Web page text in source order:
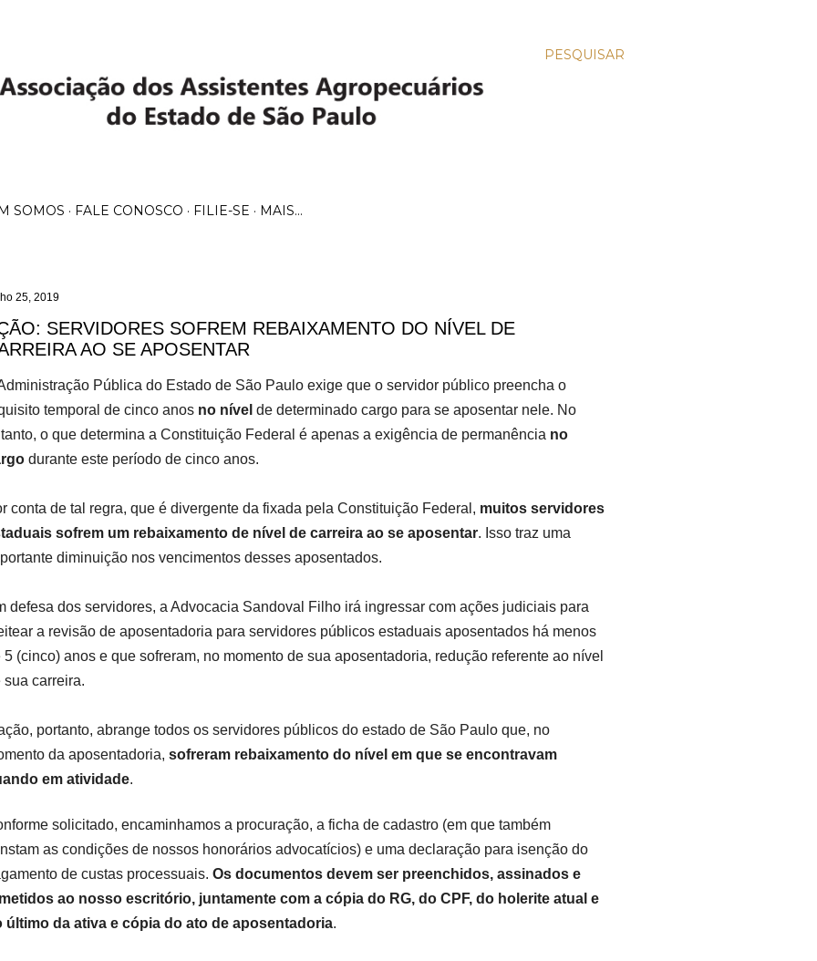
PESQUISAR
SOMOS FALE CONOSCO FILIE-SE MAIS…
25, 2019
SERVIDORES SOFREM REBAIXAMENTO DO NÍVEL DE
AO SE APOSENTAR
Pública do Estado de São Paulo exige que o servidor público preencha o
temporal de cinco anos no nível de determinado cargo para se aposentar nele. No
o que determina a Constituição Federal é apenas a exigência de permanência no
durante este período de cinco anos.
conta de tal regra, que é divergente da fixada pela Constituição Federal, muitos servidores
sofrem um rebaixamento de nível de carreira ao se aposentar. Isso traz uma
diminuição nos vencimentos desses aposentados.
defesa dos servidores, a Advocacia Sandoval Filho irá ingressar com ações judiciais para
a revisão de aposentadoria para servidores públicos estaduais aposentados há menos
5 (cinco) anos e que sofreram, no momento de sua aposentadoria, redução referente ao nível
sua carreira.
portanto, abrange todos os servidores públicos do estado de São Paulo que, no
da aposentadoria, sofreram rebaixamento do nível em que se encontravam
em atividade.
solicitado, encaminhamos a procuração, a ficha de cadastro (em que também
as condições de nossos honorários advocatícios) e uma declaração para isenção do
de custas processuais. Os documentos devem ser preenchidos, assinados e
ao nosso escritório, juntamente com a cópia do RG, do CPF, do holerite atual e
último da ativa e cópia do ato de aposentadoria.